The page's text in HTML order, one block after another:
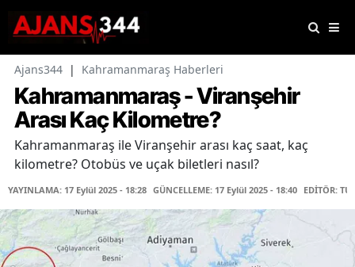
Ajans344 | Kahramanmaraş Haberleri
Kahramanmaraş - Viranşehir
Arası Kaç Kilometre?
Kahramanmaraş ile Viranşehir arası kaç saat, kaç
kilometre? Otobüs ve uçak biletleri nasıl?
YAYINLAMA: 17 Eylül 2025 - 18:28 GÜNCELLEME: 17 Eylül 2025 - 18:40 EDİTÖR: